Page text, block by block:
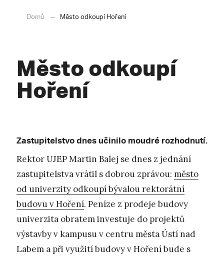
Domů Město odkoupí Hoření
Město odkoupí
Hoření
Zastupitelstvo dnes učinilo moudré rozhodnutí.
Rektor UJEP Martin Balej se dnes z jednání
zastupitelstva vrátil s dobrou zprávou: město
od univerzity odkoupí bývalou rektorátní
budovu v Hoření. Peníze z prodeje budovy
univerzita obratem investuje do projektů
výstavby v kampusu v centru města Ústí nad
Labem a při využití budovy v Hoření bude s